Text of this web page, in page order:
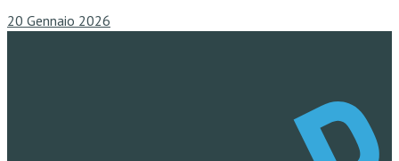
20 Gennaio 2026